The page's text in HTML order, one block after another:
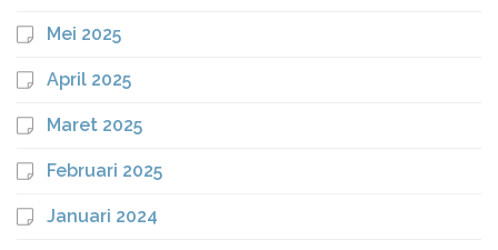
Mei 2025
April 2025
Maret 2025
Februari 2025
Januari 2024